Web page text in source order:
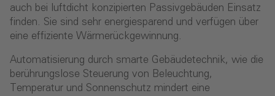
auch bei luftdicht konzipierten Passivgebäuden Einsatz
finden. Sie sind sehr energiesparend und verfügen über
eine effiziente Wärmerückgewinnung.
Automatisierung durch smarte Gebäudetechnik, wie die
berührungslose Steuerung von Beleuchtung,
Temperatur und Sonnenschutz mindert eine